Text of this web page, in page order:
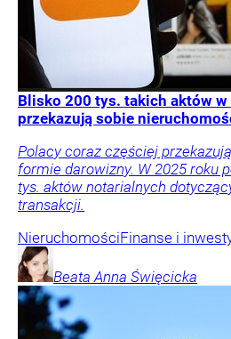
Blisko 200 tys. takich aktów
przekazują sobie
Polacy coraz częściej
formie darowizny. W 2025 roku
tys. aktów notarialnych
transakcji.
NieruchomościFinanse i
Beata Anna Święcicka